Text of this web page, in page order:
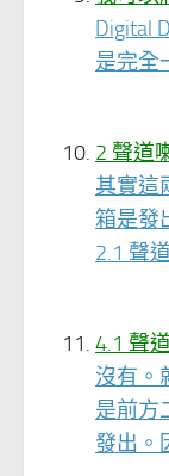
Digital
是完全
2 聲道
其實這
箱是發
2.1 聲
4.1 聲
沒有。
是前方
發出。